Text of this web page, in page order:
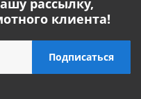
рассылку,
клиента!